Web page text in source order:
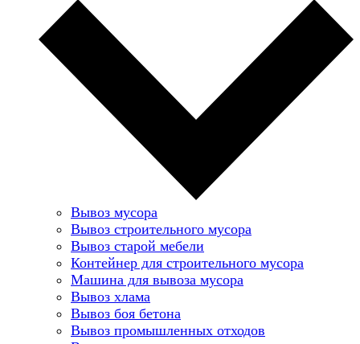
Вывоз мусора
Вывоз строительного мусора
Вывоз старой мебели
Контейнер для строительного мусора
Машина для вывоза мусора
Вывоз хлама
Вывоз боя бетона
Вывоз промышленных отходов